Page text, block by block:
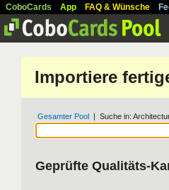
CoboCards App FAQ & Wünsche
Importiere
Gesamter Pool | Suche in:
Geprüfte Qualitäts-